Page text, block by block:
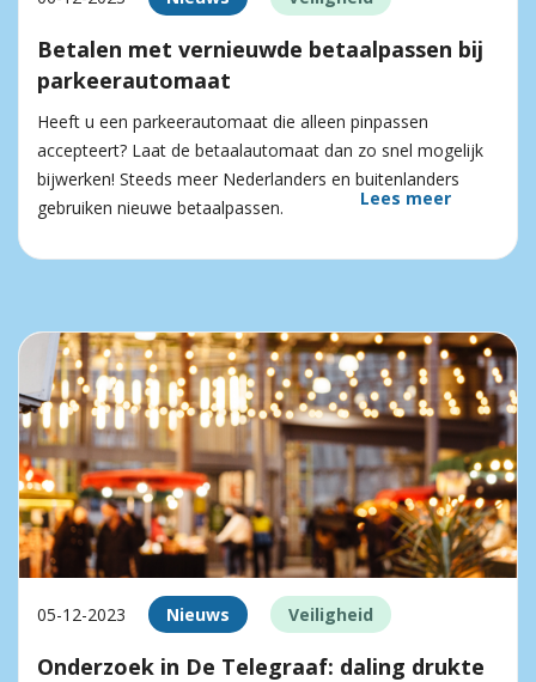
Betalen met vernieuwde betaalpassen bij
parkeerautomaat
Heeft u een parkeerautomaat die alleen pinpassen
accepteert? Laat de betaalautomaat dan zo snel mogelijk
bijwerken! Steeds meer Nederlanders en buitenlanders
gebruiken nieuwe betaalpassen.
Lees meer
05-12-2023 Nieuws Veiligheid
Onderzoek in De Telegraaf: daling drukte